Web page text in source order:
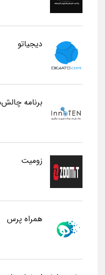
دیجیاتو
برنامه
زومیت
همراه پرس